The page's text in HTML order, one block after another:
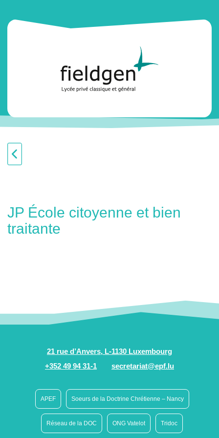
JP École citoyenne et bien
traitante
21 rue d’Anvers, L-1130 Luxembourg
+352 49 94 31-1
secretariat@epf.lu
APEF Soeurs de la Doctrine Chrétienne – Nancy
Réseau de la DOC ONG Vatelot Tridoc